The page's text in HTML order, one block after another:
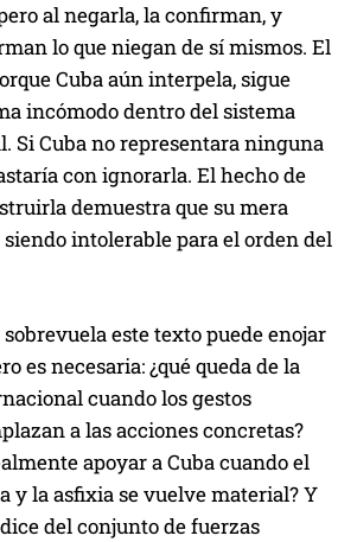
al negarla, la confirman, y
lo que niegan de sí mismos. El
Cuba aún interpela, sigue
incómodo dentro del sistema
Si Cuba no representara ninguna
con ignorarla. El hecho de
demuestra que su mera
intolerable para el orden del
este texto puede enojar
es necesaria: ¿qué queda de la
cuando los gestos
a las acciones concretas?
apoyar a Cuba cuando el
y la asfixia se vuelve material? Y
del conjunto de fuerzas